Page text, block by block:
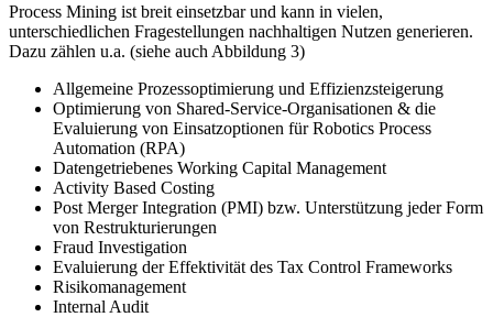
Process Mining ist breit einsetzbar und kann in vielen,
unterschiedlichen Fragestellungen nachhaltigen Nutzen generieren.
Dazu zählen u.a. (siehe auch Abbildung 3)
Allgemeine Prozessoptimierung und Effizienzsteigerung
Optimierung von Shared-Service-Organisationen & die
Evaluierung von Einsatzoptionen für Robotics Process
Automation (RPA)
Datengetriebenes Working Capital Management
Activity Based Costing
Post Merger Integration (PMI) bzw. Unterstützung jeder Form
von Restrukturierungen
Fraud Investigation
Evaluierung der Effektivität des Tax Control Frameworks
Risikomanagement
Internal Audit